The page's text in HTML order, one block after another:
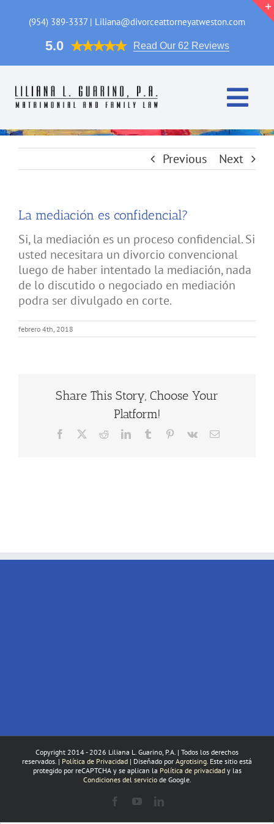
(954) 389-3337 | Liliana@divorceattorneyatweston.com
5.0 Read Our 62 Reviews
Casa
La Abogada
FAQ
Precio Fijo Divorcio Comun Acuerdo
Base de Conocimientos
Previous Next
La mediación es confidencial?
Si, la mediación es un proceso confidencial. Si
usted necesitara un divorcio convencional
luego de haber intentado la mediación, nada
de lo discutido o negociado en mediación
podra ser divulgado en corte.
febrero 4th, 2018
Share This Story, Choose Your
Platform!
Facebook RedditLinkedInTumblr Pinterest
Vk Email
Copyright 2014 -2026 Liliana L. Guarino, P.A. | Todos los derechos
reservados. | Política de Privacidad | Diseňado por Agrotising. Este sitio está
protegido por reCAPTCHA y se aplican la Política de privacidady las
Condiciones del serviciode Google.
FacebookYouTubeLinkedIn